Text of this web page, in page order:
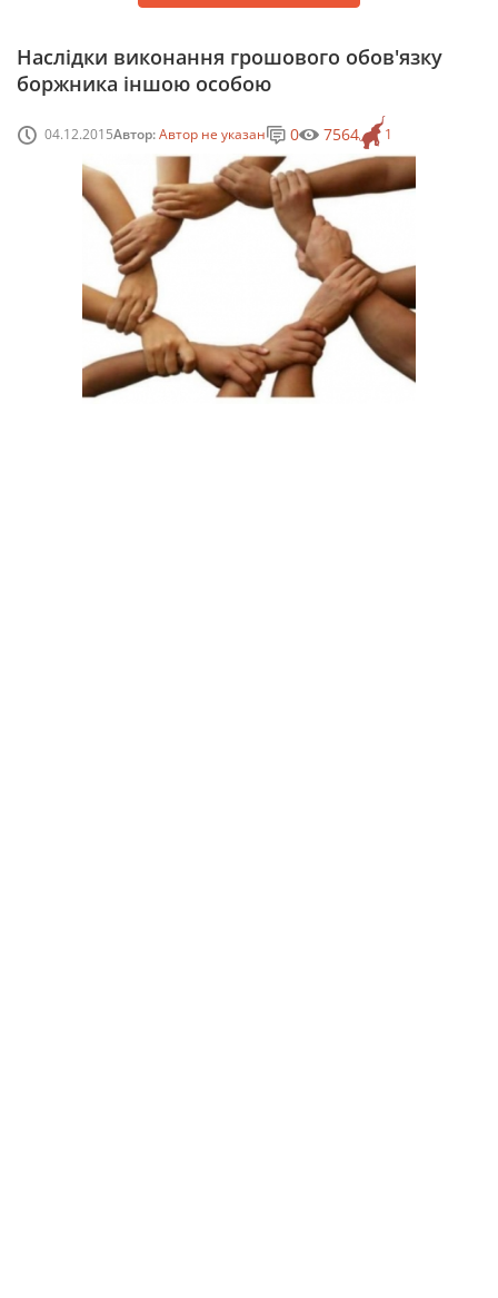
Наслідки виконання грошового обов'язку
боржника іншою особою
04.12.2015Автор:Автор не указан 1
0 7564